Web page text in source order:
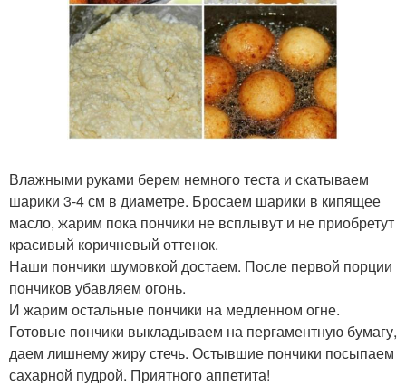
Влажными руками берем немного теста и скатываем
шарики 3-4 см в диаметре. Бросаем шарики в кипящее
масло, жарим пока пончики не всплывут и не приобретут
красивый коричневый оттенок.
Наши пончики шумовкой достаем. После первой порции
пончиков убавляем огонь.
И жарим остальные пончики на медленном огне.
Готовые пончики выкладываем на пергаментную бумагу,
даем лишнему жиру стечь. Остывшие пончики посыпаем
сахарной пудрой. Приятного аппетита!